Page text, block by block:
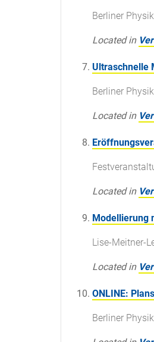
Berliner
Located in
Ultraschnelle
Berliner
Located in
Located in
Modellierung
Lise-Meitner-
Located in
ONLINE:
Berliner